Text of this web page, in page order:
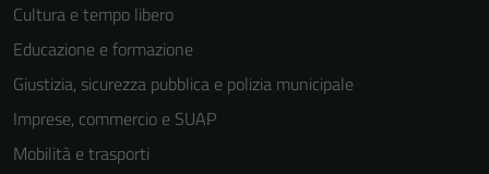
Cultura e tempo libero
Educazione e formazione
Giustizia, sicurezza pubblica e polizia municipale
Imprese, commercio e SUAP
Mobilità e trasporti